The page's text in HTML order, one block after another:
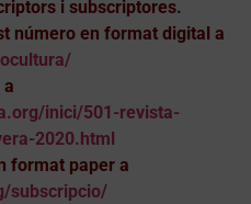
i subscriptores.
número en format digital a
a
inici/501-revista-
2020.html
format paper a
subscripcio/